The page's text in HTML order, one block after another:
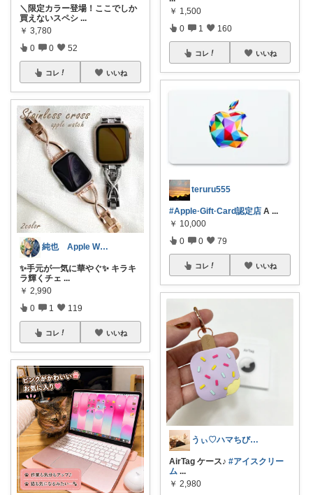
＼限定カラー登場！ここでしか
買えないスペシ ...
￥ 3,780
0 0 52
コレ いいね
純也 Apple Watch関連紹介
✨手元が一気に華やぐ✨ キラキ
ラ輝くチェ ...
￥ 2,990
0 1 119
コレ いいね
￥ 1,500
0 1 160
コレ いいね
teruru555
#Apple·Gift·Card認定店 A ...
￥ 10,000
0 0 79
コレ いいね
うぃ♡ハマちびも宜しく(*´∇`)ﾉ
AirTag ケース♪ #アイスクリー
ム ...
￥ 2,980